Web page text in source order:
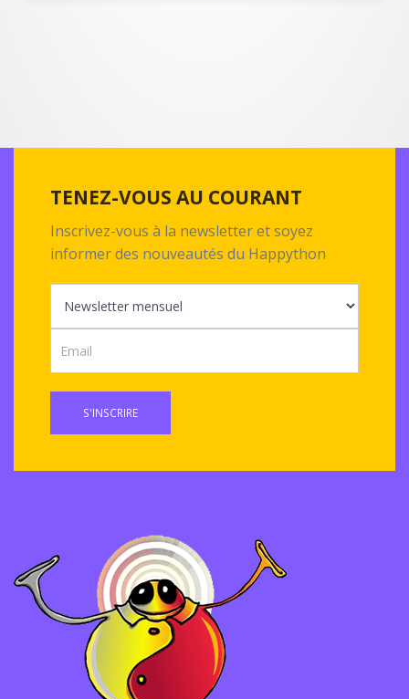
TENEZ-VOUS AU COURANT
Inscrivez-vous à la newsletter et soyez
informer des nouveautés du Happython
S'INSCRIRE